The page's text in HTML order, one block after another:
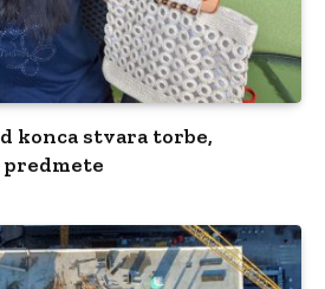
konca stvara torbe,